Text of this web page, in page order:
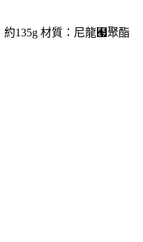
約135g 材質：尼龍﹧聚酯